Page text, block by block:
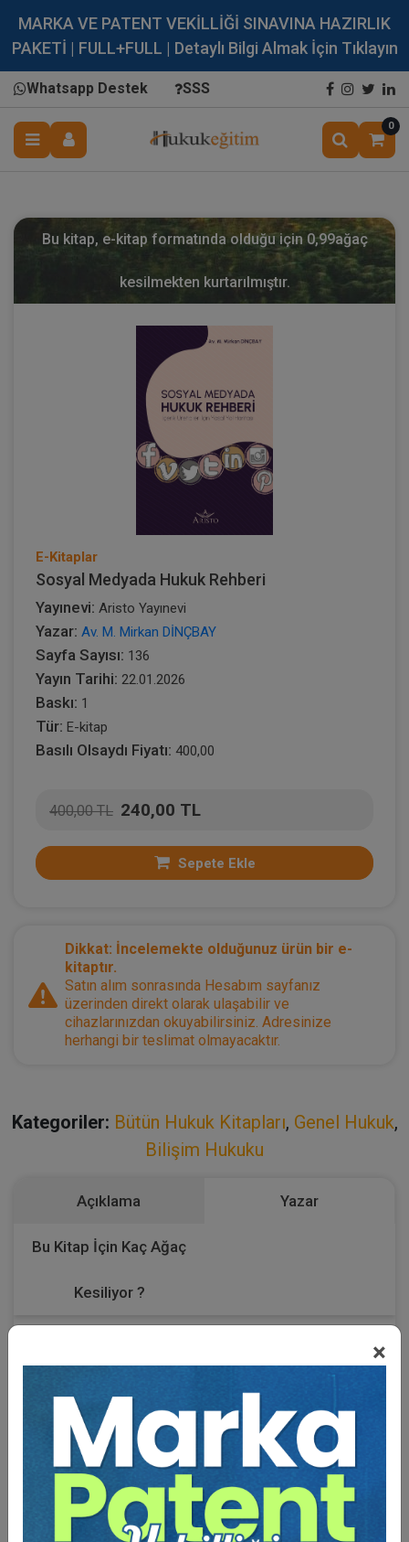
MARKA VE PATENT VEKİLLİĞİ SINAVINA HAZIRLIK
PAKETİ | FULL+FULL | Detaylı Bilgi Almak İçin Tıklayın
Whatsapp Destek SSS
0
×
Bu kitap, e-kitap formatında olduğu için 0,99ağaç
kesilmekten kurtarılmıştır.
E-Kitaplar
Sosyal Medyada Hukuk Rehberi
Yayınevi: Aristo Yayınevi
Yazar: Av. M. Mirkan DİNÇBAY
Sayfa Sayısı: 136
Yayın Tarihi: 22.01.2026
Baskı: 1
Tür: E-kitap
Basılı Olsaydı Fiyatı: 400,00
400,00 TL 240,00 TL
Sepete Ekle
Dikkat: İncelemekte olduğunuz ürün bir e-
kitaptır.
Satın alım sonrasında Hesabım sayfanız
üzerinden direkt olarak ulaşabilir ve
cihazlarınızdan okuyabilirsiniz. Adresinize
herhangi bir teslimat olmayacaktır.
Kategoriler: Bütün Hukuk Kitapları, Genel Hukuk,
Bilişim Hukuku
Açıklama Yazar
Bu Kitap İçin Kaç Ağaç
Kesiliyor ?
Sosyal medya, 21. yüzyılın en etkili iletişim ve etkileşim
araçlarından biri haline gelmiştir. Artık yalnızca bireyler
değil, şirketler, markalar ve kamu kurumları da sosyal
medya platformlarını aktif birer mecra olarak
kullanmakta; düşüncelerini, projelerini, ürün ve
hizmetlerini bu kanallar üzerinden milyonlarca kişiye
ulaştırmaktadır. Ancak bu hızlı iletişim ortamı,
beraberinde önemli hukuki riskleri ve sorumlulukları da
getirmektedir.